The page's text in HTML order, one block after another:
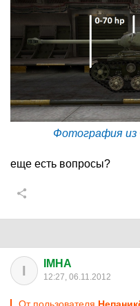
Фотография из
еще есть вопросы?
I IMHA
12:27, 06.11.2012